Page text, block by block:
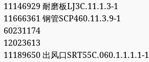
11146929 耐磨板LJ3C.11.1.3-1
11666361 钢管SCP460.11.3.9-1
60231174
12023613
11189650 出风口SRT55C.060.1.1.1.1-1